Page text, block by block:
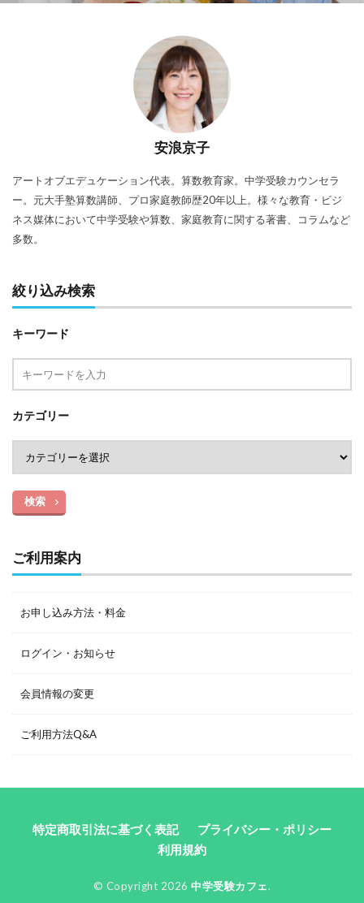
安浪京子
アートオブエデュケーション代表。算数教育家。中学受験カウンセラ
ー。元大手塾算数講師、プロ家庭教師歴20年以上。様々な教育・ビジ
ネス媒体において中学受験や算数、家庭教育に関する著書、コラムなど
多数。
絞り込み検索
キーワード
カテゴリー
検索
ご利用案内
お申し込み方法・料金
ログイン・お知らせ
会員情報の変更
ご利用方法Q&A
特定商取引法に基づく表記
プライバシー・ポリシー
利用規約
© Copyright 2026中学受験カフェ.